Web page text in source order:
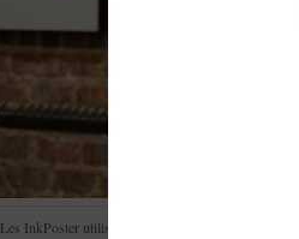
Les InkPoster utilisent des écrans Spectra 6